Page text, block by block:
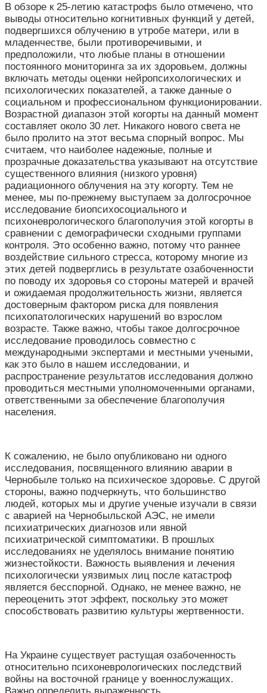
В обзоре к 25-летию катастрофs было отмечено, что
выводы относительно когнитивных функций у детей,
подвергшихся облучению в утробе матери, или в
младенчестве, были противоречивыми, и
предположили, что любые планы в отношении
постоянного мониторинга за их здоровьем, должны
включать методы оценки нейропсихологических и
психологических показателей, а также данные о
социальном и профессиональном функционировании.
Возрастной диапазон этой когорты на данный момент
составляет около 30 лет. Никакого нового света не
было пролито на этот весьма спорный вопрос. Мы
считаем, что наиболее надежные, полные и
прозрачные доказательства указывают на отсутствие
существенного влияния (низкого уровня)
радиационного облучения на эту когорту. Тем не
менее, мы по-прежнему выступаем за долгосрочное
исследование биопсихосоциального и
психоневрологического благополучия этой когорты в
сравнении с демографически сходными группами
контроля. Это особенно важно, потому что раннее
воздействие сильного стресса, которому многие из
этих детей подверглись в результате озабоченности
по поводу их здоровья со стороны матерей и врачей
и ожидаемая продолжительность жизни, является
достоверным фактором риска для появления
психопатологических нарушений во взрослом
возрасте. Также важно, чтобы такое долгосрочное
исследование проводилось совместно с
международными экспертами и местными учеными,
как это было в нашем исследовании, и
распространение результатов исследования должно
проводиться местными уполномоченными органами,
ответственными за обеспечение благополучия
населения.
К сожалению, не было опубликовано ни одного
исследования, посвященного влиянию аварии в
Чернобыле только на психическое здоровье. С другой
стороны, важно подчеркнуть, что большинство
людей, которых мы и другие ученые изучали в связи
с аварией на Чернобыльской АЭС, не имели
психиатрических диагнозов или явной
психиатрической симптоматики. В прошлых
исследованиях не уделялось внимание понятию
жизнестойкости. Важность выявления и лечения
психологически уязвимых лиц после катастроф
является бесспорной. Однако, не менее важно, не
переоценить этот эффект, поскольку это может
способствовать развитию культуры жертвенности.
На Украине существует растущая озабоченность
относительно психоневрологических последствий
войны на восточной границе у военнослужащих.